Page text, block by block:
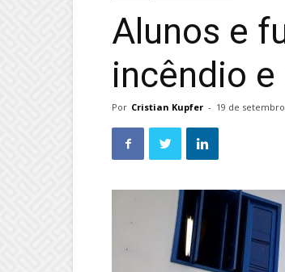
Alunos e
incêndio
Por Cristian Kupfer - 19 de